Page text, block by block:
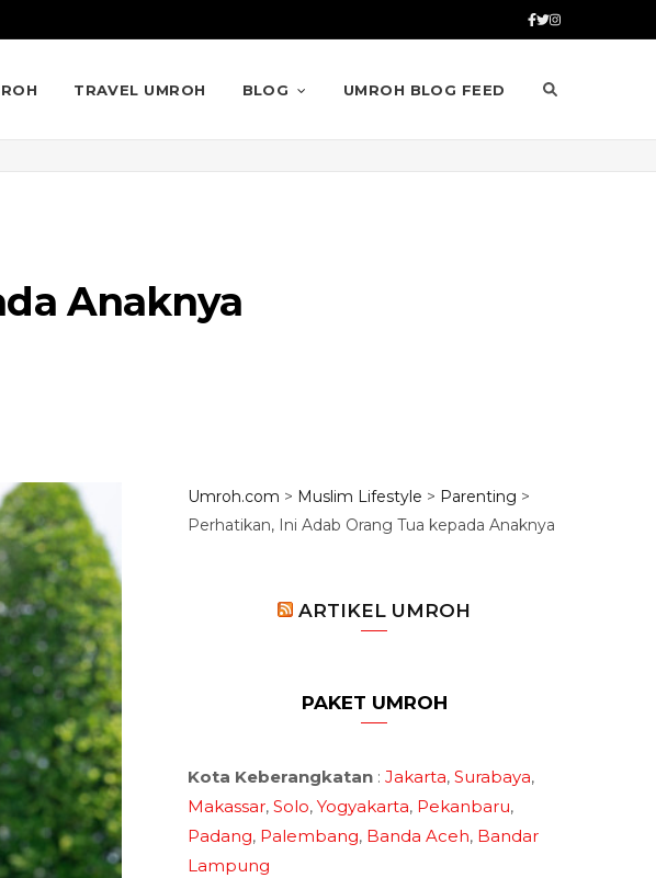
TRAVEL UMROH BLOG UMROH BLOG FEED
Anaknya
Umroh.com > Muslim Lifestyle > Parenting >
Perhatikan, Ini Adab Orang Tua kepada Anaknya
ARTIKEL UMROH
PAKET UMROH
Kota Keberangkatan : Jakarta, Surabaya,
Makassar, Solo, Yogyakarta, Pekanbaru,
Padang, Palembang, Banda Aceh, Bandar
Lampung